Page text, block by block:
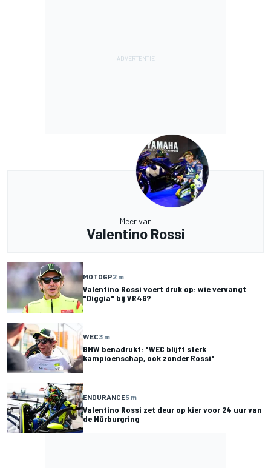
Meer van
Valentino Rossi
MOTOGP2 m
Valentino Rossi voert druk op: wie vervangt
"Diggia" bij VR46?
WEC3 m
BMW benadrukt: "WEC blijft sterk
kampioenschap, ook zonder Rossi"
ENDURANCE5 m
Valentino Rossi zet deur op kier voor 24 uur van
de Nürburgring